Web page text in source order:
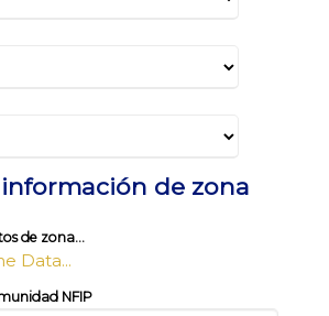
de zona
de zona...
Data...
NFIP